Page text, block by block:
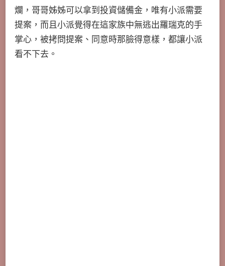
爛，哥哥姊姊可以拿到投資儲備金，唯有小派需要
提案，而且小派覺得在這家族中無逃出羅瑞克的手
掌心，被拷問提案、同意時那臉得意樣，都讓小派
看不下去。